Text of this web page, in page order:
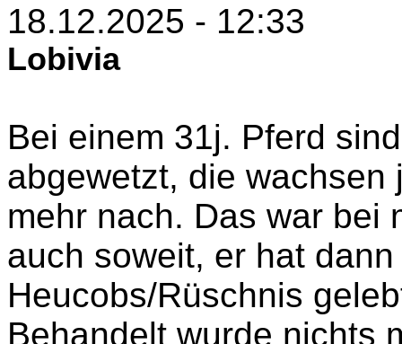
18.12.2025 - 12:33
Lobivia
Bei einem 31j. Pferd
abgewetzt, die
mehr nach. Das war bei
auch soweit, er hat
Heucobs/Rüschnis
Behandelt wurde nichts